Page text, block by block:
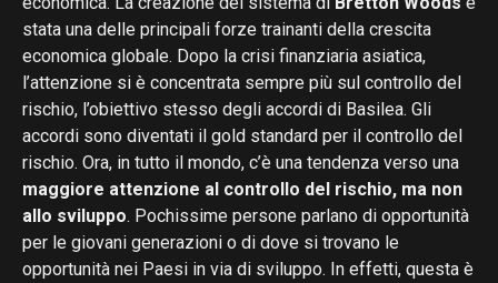
stata una delle principali forze trainanti della crescita
economica globale. Dopo la crisi finanziaria asiatica,
l’attenzione si è concentrata sempre più sul controllo del
rischio, l’obiettivo stesso degli accordi di Basilea. Gli
accordi sono diventati il ​​gold standard per il controllo del
rischio. Ora, in tutto il mondo, c’è una tendenza verso una
maggiore attenzione al controllo del rischio, ma non
allo sviluppo. Pochissime persone parlano di opportunità
per le giovani generazioni o di dove si trovano le
opportunità nei Paesi in via di sviluppo. In effetti, questa è